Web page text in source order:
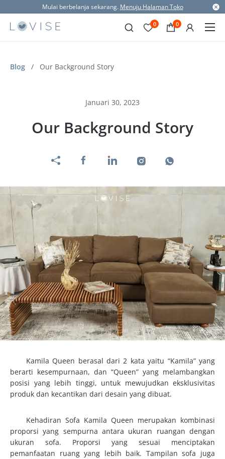
Mulai berbelanja sekarang. Menuju Halaman Toko
0 0
Blog / Our Background Story
Januari 30, 2023
Our Background Story
Kamila Queen berasal dari 2 kata yaitu “Kamila” yang
berarti kesempurnaan, dan “Queen” yang melambangkan
posisi yang lebih tinggi, untuk mewujudkan eksklusivitas
produk dan kecantikan dari desain yang dibuat.
Kehadiran Sofa Kamila Queen merupakan kombinasi
proporsi yang sempurna antara ukuran ruangan dengan
ukuran sofa. Proporsi yang sesuai menciptakan
pemanfaatan ruang yang lebih baik. Tampilan sofa juga